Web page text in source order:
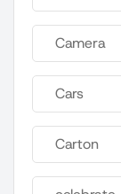
Camera
Cars
Carton